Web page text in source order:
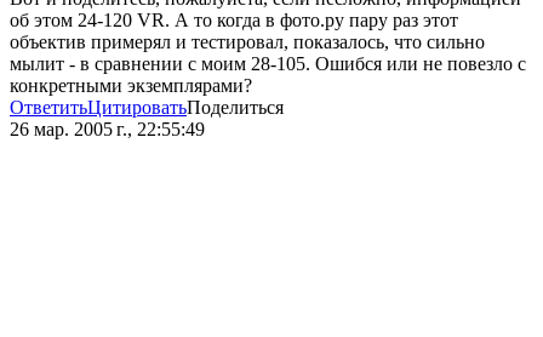
об этом 24-120 VR. А то когда в фото.ру пару раз этот
объектив примерял и тестировал, показалось, что сильно
мылит - в сравнении с моим 28-105. Ошибся или не повезло с
конкретными экземплярами?
ОтветитьЦитироватьПоделиться
26 мар. 2005 г., 22:55:49